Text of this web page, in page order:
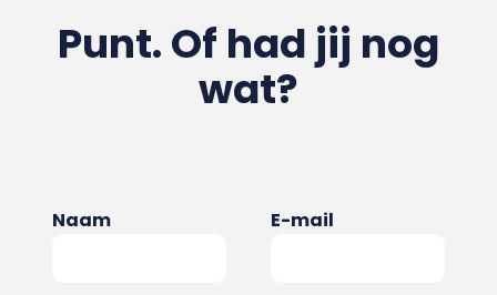
Punt. Of had jij nog
wat?
Naam E-mail